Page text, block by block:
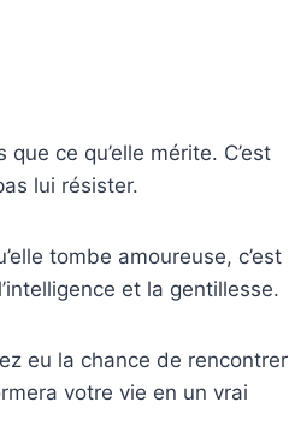
ce qu’elle mérite. C’est
lui résister.
tombe amoureuse, c’est
et la gentillesse.
eu la chance de rencontrer
votre vie en un vrai